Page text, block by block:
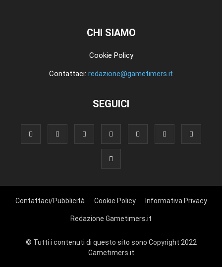
CHI SIAMO
Cookie Policy
Contattaci: redazione@gametimers.it
SEGUICI
Contattaci/Pubblicità Cookie Policy Informativa Privacy
Redazione Gametimers.it
© Tutti i contenuti di questo sito sono Copyright 2022
Gametimers.it